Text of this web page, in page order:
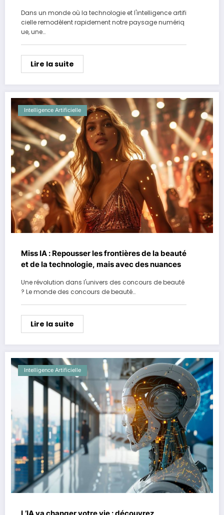
Dans un monde où la technologie et l'intelligence artifi
cielle remodèlent rapidement notre paysage numériq
ue, une…
Lire la suite
Intelligence Artificielle
Miss IA : Repousser les frontières de la beauté
et de la technologie, mais avec des nuances
Une révolution dans l'univers des concours de beauté
? Le monde des concours de beauté…
Lire la suite
Intelligence Artificielle
L’IA va changer votre vie : découvrez